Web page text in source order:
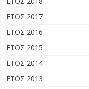
ΕΤΟΣ 2017
ΕΤΟΣ 2016
ΕΤΟΣ 2015
ΕΤΟΣ 2014
ΕΤΟΣ 2013